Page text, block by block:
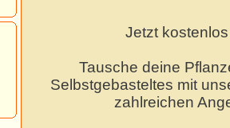
Jetzt
Tausche deine
Selbstgebasteltes mit
zahlreichen